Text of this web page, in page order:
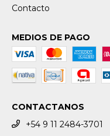
Contacto
MEDIOS DE PAGO
CONTACTANOS
+54 9 11 2484-3701